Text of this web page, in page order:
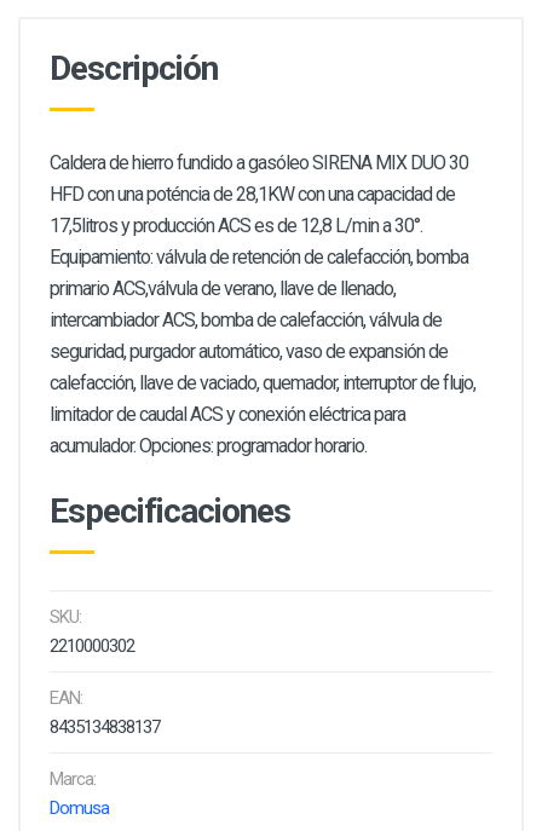
Descripción
Caldera de hierro fundido a gasóleo SIRENA MIX DUO 30
HFD con una poténcia de 28,1KW con una capacidad de
17,5litros y producción ACS es de 12,8 L/min a 30°.
Equipamiento: válvula de retención de calefacción, bomba
primario ACS,válvula de verano, llave de llenado,
intercambiador ACS, bomba de calefacción, válvula de
seguridad, purgador automático, vaso de expansión de
calefacción, llave de vaciado, quemador, interruptor de flujo,
limitador de caudal ACS y conexión eléctrica para
acumulador. Opciones: programador horario.
Especificaciones
SKU:
2210000302
EAN:
8435134838137
Marca:
Domusa